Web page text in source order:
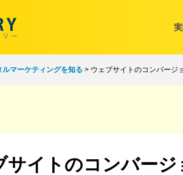
ルマーケティングを知る > ウェブサイトのコンバージ
サイトのコンバー